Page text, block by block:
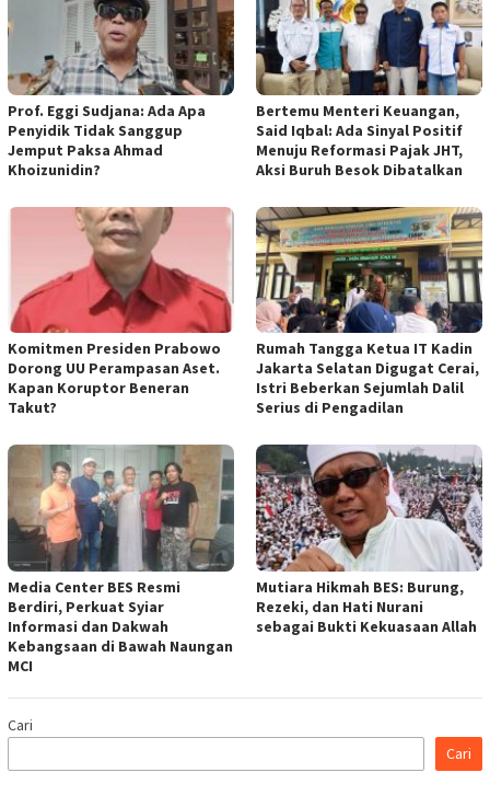
Prof. Eggi Sudjana: Ada Apa
Penyidik Tidak Sanggup
Jemput Paksa Ahmad
Khoizunidin?
Bertemu Menteri Keuangan,
Said Iqbal: Ada Sinyal Positif
Menuju Reformasi Pajak JHT,
Aksi Buruh Besok Dibatalkan
Komitmen Presiden Prabowo
Dorong UU Perampasan Aset.
Kapan Koruptor Beneran
Takut?
Rumah Tangga Ketua IT Kadin
Jakarta Selatan Digugat Cerai,
Istri Beberkan Sejumlah Dalil
Serius di Pengadilan
Media Center BES Resmi
Berdiri, Perkuat Syiar
Informasi dan Dakwah
Kebangsaan di Bawah Naungan
MCI
Mutiara Hikmah BES: Burung,
Rezeki, dan Hati Nurani
sebagai Bukti Kekuasaan Allah
Cari
Cari